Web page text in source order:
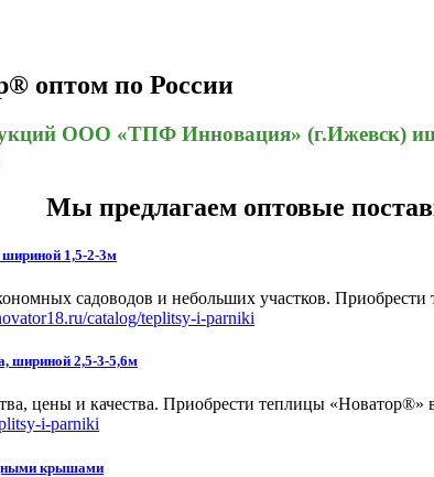
оптом по России
ООО «ТПФ Инновация» (г.Ижевск)
Мы предлагаем оптовые
шириной 1,5-2-3м
садоводов и небольших участков.
catalog/teplitsy-i-parniki
шириной 2,5-3-5,6м
цены и качества. Приобрести теплицы
i-parniki
крышами